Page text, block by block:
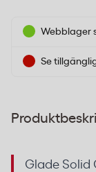
Webblager
Se
Glade Solid